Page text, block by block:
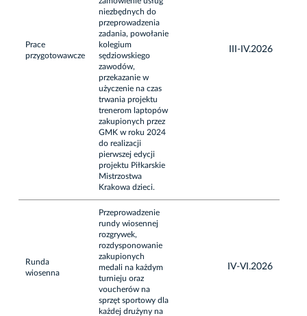
Prace
przygotowawcze
niezbędnych do
przeprowadzenia
zadania, powołanie
kolegium
sędziowskiego
zawodów,
przekazanie w
użyczenie na czas
trwania projektu
trenerom laptopów
zakupionych przez
GMK w roku 2024
do realizacji
pierwszej edycji
projektu Piłkarskie
Mistrzostwa
Krakowa dzieci.
III-IV.2026
Runda
wiosenna
Przeprowadzenie
rundy wiosennej
rozgrywek,
rozdysponowanie
zakupionych
medali na każdym
turnieju oraz
voucherów na
sprzęt sportowy dla
każdej drużyny na
IV-VI.2026